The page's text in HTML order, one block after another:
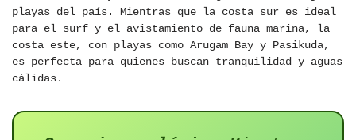
playas del país. Mientras que la costa sur es ideal
para el surf y el avistamiento de fauna marina, la
costa este, con playas como Arugam Bay y Pasikuda,
es perfecta para quienes buscan tranquilidad y aguas
cálidas.